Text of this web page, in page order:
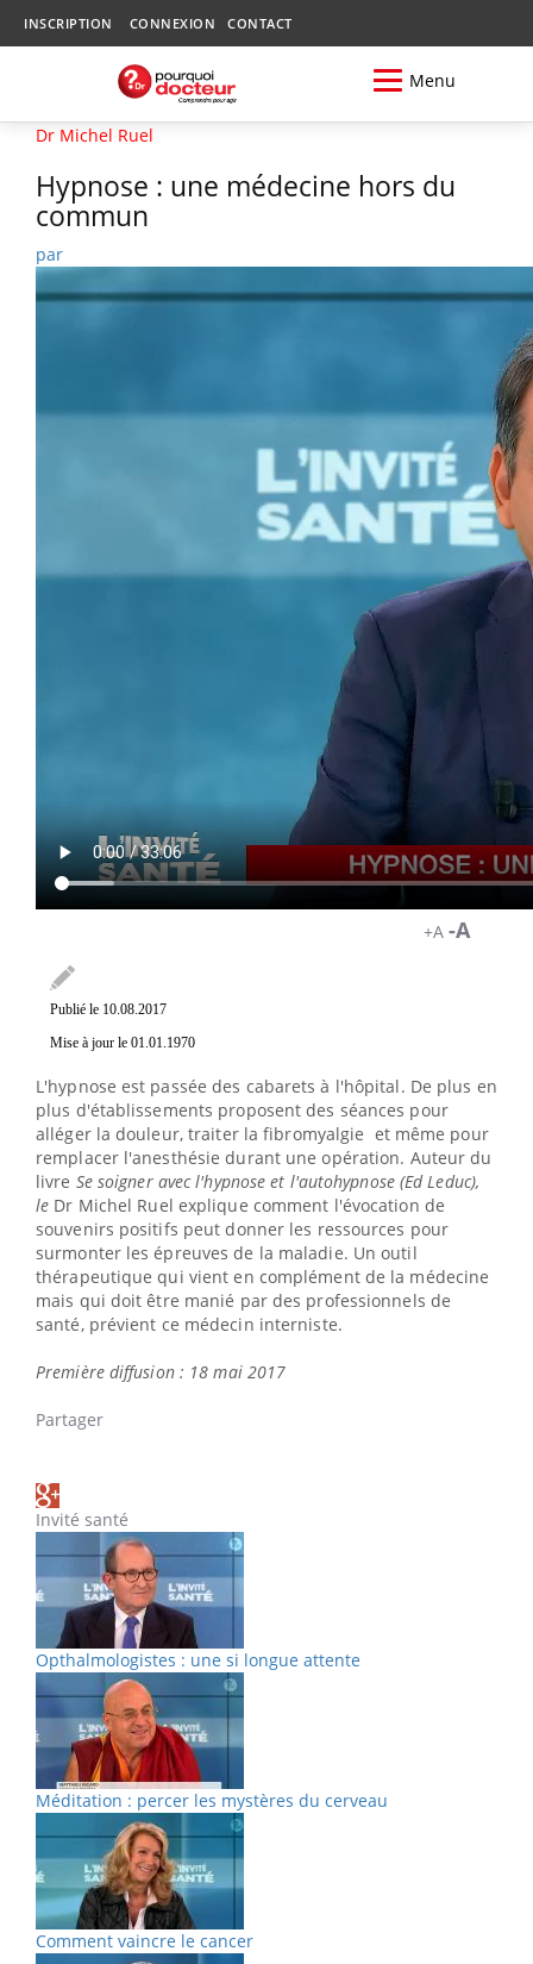
INSCRIPTION CONNEXION CONTACT
Menu
Dr Michel Ruel
Hypnose : une médecine hors du
commun
par
+A -A
Publié le 10.08.2017
Mise à jour le 01.01.1970
L'hypnose est passée des cabarets à l'hôpital. De plus en
plus d'établissements proposent des séances pour
alléger la douleur, traiter la fibromyalgie et même pour
remplacer l'anesthésie durant une opération. Auteur du
livre Se soigner avec l'hypnose et l'autohypnose (Ed Leduc),
le Dr Michel Ruel explique comment l'évocation de
souvenirs positifs peut donner les ressources pour
surmonter les épreuves de la maladie. Un outil
thérapeutique qui vient en complément de la médecine
mais qui doit être manié par des professionnels de
santé, prévient ce médecin interniste.
Première diffusion : 18 mai 2017
Partager
Invité santé
Opthalmologistes : une si longue attente
Méditation : percer les mystères du cerveau
Comment vaincre le cancer